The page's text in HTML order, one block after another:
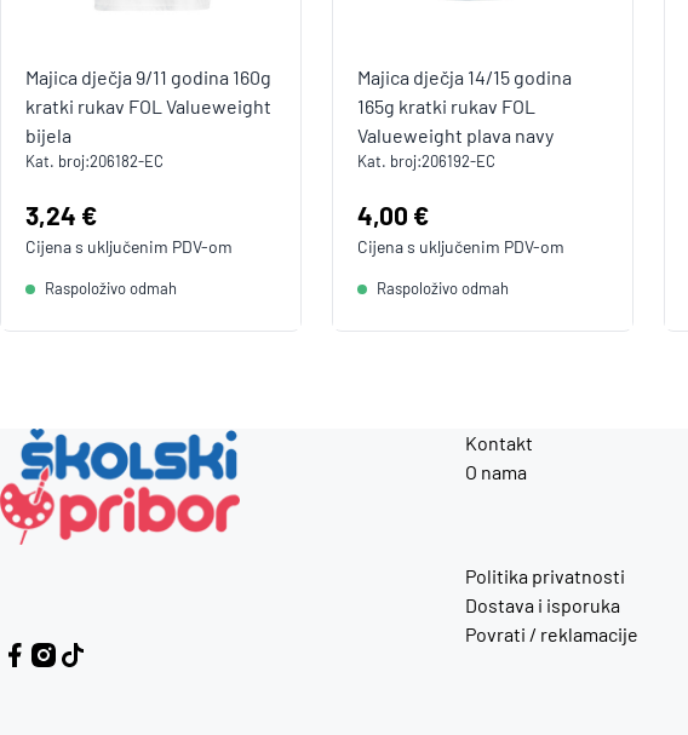
Majica dječja 9/11 godina 160g
kratki rukav FOL Valueweight
bijela
Kat. broj:206182-EC
Cijena:
3,24 €
Cijena s uključenim PDV-om
Raspoloživo odmah
Majica dječja 14/15 godina
165g kratki rukav FOL
Valueweight plava navy
Kat. broj:206192-EC
Cijena:
4,00 €
Cijena s uključenim PDV-om
Raspoloživo odmah
Kontakt
O nama
Politika privatnosti
Dostava i isporuka
Povrati / reklamacije